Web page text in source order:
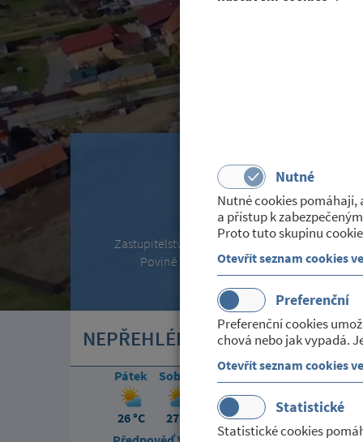
Nutné
Nutné cookies
a přístup k
Proto tuto skupinu
Otevřít seznam cookies
Preferenční
Preferenční cookies
chová nebo jak vypadá.
Otevřít seznam cookies
Statistické
Statistické cookies
Obecní úřad
Zastupitelstvo, Úřední deska, Hospodaření,
Povině zveřejňované informace...
NEPŘEHLÉDNĚTE
Pátek
26 °C
Sobota
27 °C 30 °C 32 °C